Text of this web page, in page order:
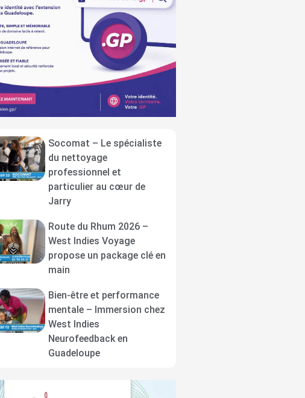
Socomat – Le spécialiste
du nettoyage
professionnel et
particulier au cœur de
Jarry
Route du Rhum 2026 –
West Indies Voyage
propose un package clé en
main
Bien-être et performance
mentale – Immersion chez
West Indies
Neurofeedback en
Guadeloupe